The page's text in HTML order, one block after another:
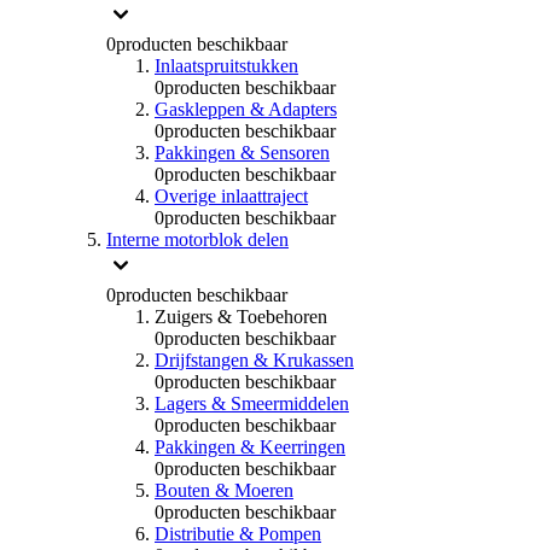
0producten beschikbaar
Inlaatspruitstukken
0producten beschikbaar
Gaskleppen & Adapters
0producten beschikbaar
Pakkingen & Sensoren
0producten beschikbaar
Overige inlaattraject
0producten beschikbaar
Interne motorblok delen
0producten beschikbaar
Zuigers & Toebehoren
0producten beschikbaar
Drijfstangen & Krukassen
0producten beschikbaar
Lagers & Smeermiddelen
0producten beschikbaar
Pakkingen & Keerringen
0producten beschikbaar
Bouten & Moeren
0producten beschikbaar
Distributie & Pompen